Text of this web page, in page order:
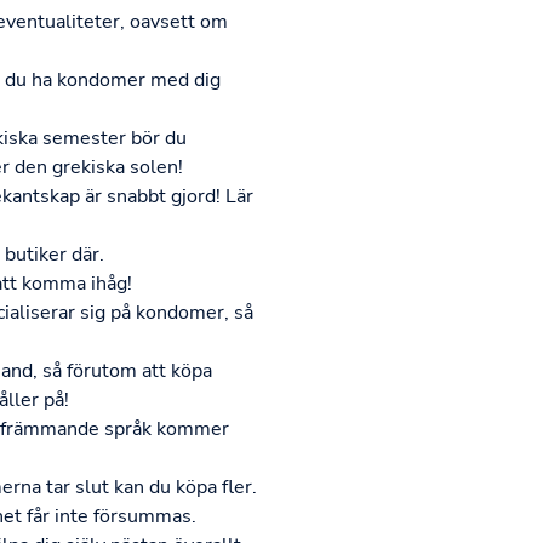
oavsett om
ha kondomer med dig
semester bör du
den grekiska solen!
är snabbt gjord! Lär
där.
komma ihåg!
sig på kondomer, så
så förutom att köpa
på!
språk kommer
tar slut kan du köpa fler.
får inte försummas.